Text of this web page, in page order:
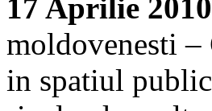
17 Aprilie 2010
moldovenesti –
in spatiul